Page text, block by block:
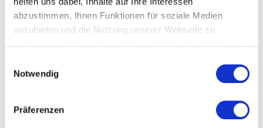
abzustimmen, Ihnen Funktionen für soziale Medien
anzubieten und die Nutzung unserer Webseite zu
unterstützen uns dabei, unsere Webseite kontinuierlich
Notwendig
Präferenzen